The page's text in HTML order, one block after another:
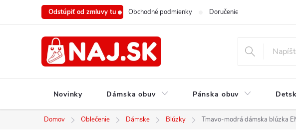
Odstúpiť od zmluvy tu Obchodné podmienky Doručenie a platba
Novinky Dámska obuv Pánska obuv
Domov Oblečenie Dámske Blúzky Tmavo-modrá dámska blúzka